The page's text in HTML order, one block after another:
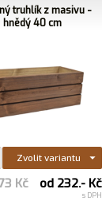
truhlík z masivu -
hnědý 40 cm
Zvolit variantu
Kč od 232.- Kč
s DPH